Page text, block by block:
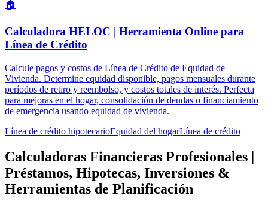
🏠
Calculadora HELOC | Herramienta Online para
Línea de Crédito
Calcule pagos y costos de Línea de Crédito de Equidad de
Vivienda. Determine equidad disponible, pagos mensuales durante
períodos de retiro y reembolso, y costos totales de interés. Perfecta
para mejoras en el hogar, consolidación de deudas o financiamiento
de emergencia usando equidad de vivienda.
Línea de crédito hipotecarioEquidad del hogarLínea de crédito
Calculadoras Financieras Profesionales |
Préstamos, Hipotecas, Inversiones &
Herramientas de Planificación